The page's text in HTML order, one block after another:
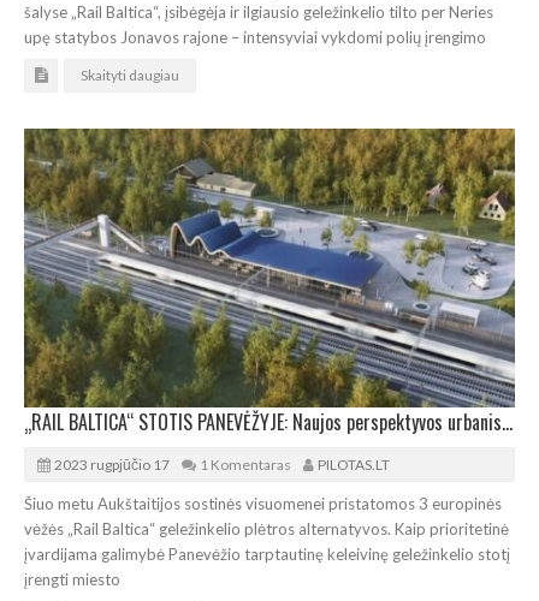
šalyse „Rail Baltica“, įsibėgėja ir ilgiausio geležinkelio tilto per Neries
upę statybos Jonavos rajone – intensyviai vykdomi polių įrengimo
Skaityti daugiau
„RAIL BALTICA“ STOTIS PANEVĖŽYJE: Naujos perspektyvos urbanistinei plėtrai
2023 rugpjūčio 17 1 Komentaras PILOTAS.LT
Šiuo metu Aukštaitijos sostinės visuomenei pristatomos 3 europinės
vėžės „Rail Baltica“ geležinkelio plėtros alternatyvos. Kaip prioritetinė
įvardijama galimybė Panevėžio tarptautinę keleivinę geležinkelio stotį
įrengti miesto